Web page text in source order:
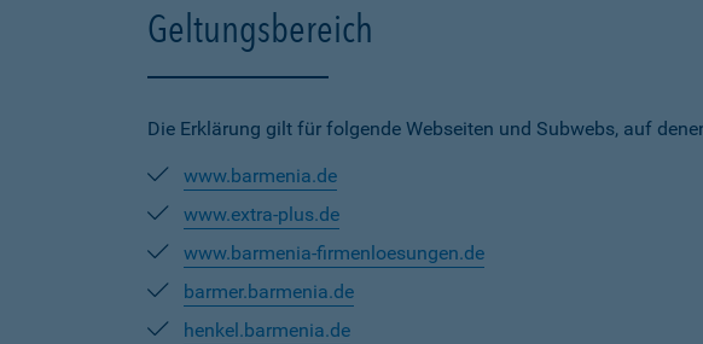
Geltungsbereich
Die Erklärung gilt für folgende Webseiten und Subwebs, auf
www.barmenia.de
www.extra-plus.de
www.barmenia-firmenloesungen.de
barmer.barmenia.de
henkel.barmenia.de